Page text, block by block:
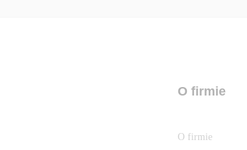
O firmie
O firmie